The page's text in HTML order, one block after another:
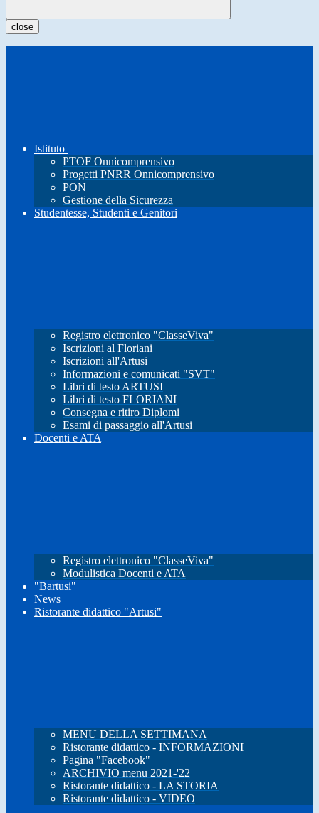
close
Istituto
PTOF Onnicomprensivo
Progetti PNRR Onnicomprensivo
PON
Gestione della Sicurezza
Studentesse, Studenti e Genitori
Registro elettronico "ClasseViva"
Iscrizioni al Floriani
Iscrizioni all'Artusi
Informazioni e comunicati "SVT"
Libri di testo ARTUSI
Libri di testo FLORIANI
Consegna e ritiro Diplomi
Esami di passaggio all'Artusi
Docenti e ATA
Registro elettronico "ClasseViva"
Modulistica Docenti e ATA
"Bartusi"
News
Ristorante didattico "Artusi"
MENU DELLA SETTIMANA
Ristorante didattico - INFORMAZIONI
Pagina "Facebook"
ARCHIVIO menu 2021-'22
Ristorante didattico - LA STORIA
Ristorante didattico - VIDEO